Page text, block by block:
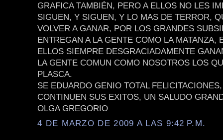
GRAFICA TAMBIÉN, PERO A ELLOS NO LES
SIGUEN, Y SIGUEN, Y LO MAS DE TERROR,
VOLVER A GANAR, POR LOS GRANDES
ENTREGAN A LA GENTE COMO LA MATANZA,
ELLOS SIEMPRE DESGRACIADAMENTE
LA GENTE COMUN COMO NOSOTROS LOS
PLASCA.
SE EDUARDO GENIO TOTAL
CONTINUEN SUS EXITOS, UN SALUDO
OLGA GREGORIO
4 DE MARZO DE 2009 A LAS 9:42 P.M.